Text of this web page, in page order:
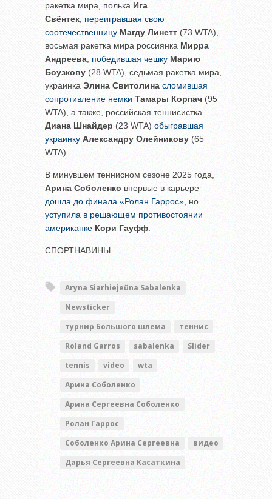
ракетка мира, полька Ига
Свёнтек переигравшая свою
соотечественницу Магду Линетт (73 WTA),
восьмая ракетка мира россиянка Мирра
Андреева победившая чешку Марию
Боузкову (28 WTA), седьмая ракетка мира,
украинка Элина Свитолина сломившая
сопротивление немки Тамары Корпач (95
WTA), а также, российская теннисистка
Диана Шнайдер (23 WTA) обыгравшая
украинку Александру Олейникову (65
WTA).
В минувшем теннисном сезоне 2025 года,
Арина Соболенко впервые в карьере
дошла до финала «Ролан Гаррос» , но
уступила в решающем противостоянии
американке Кори Гауфф
СПОРТНАВИНЫ
Aryna Siarhiejeŭna Sabalenka
Newsticker
турнир Большого шлема
теннис
Roland Garros
sabalenka
Slider
tennis
video
wta
Арина Соболенко
Арина Сергеевна Соболенко
Ролан Гаррос
Соболенко Арина Сергеевна
видео
Дарья Сергеевна Касаткина